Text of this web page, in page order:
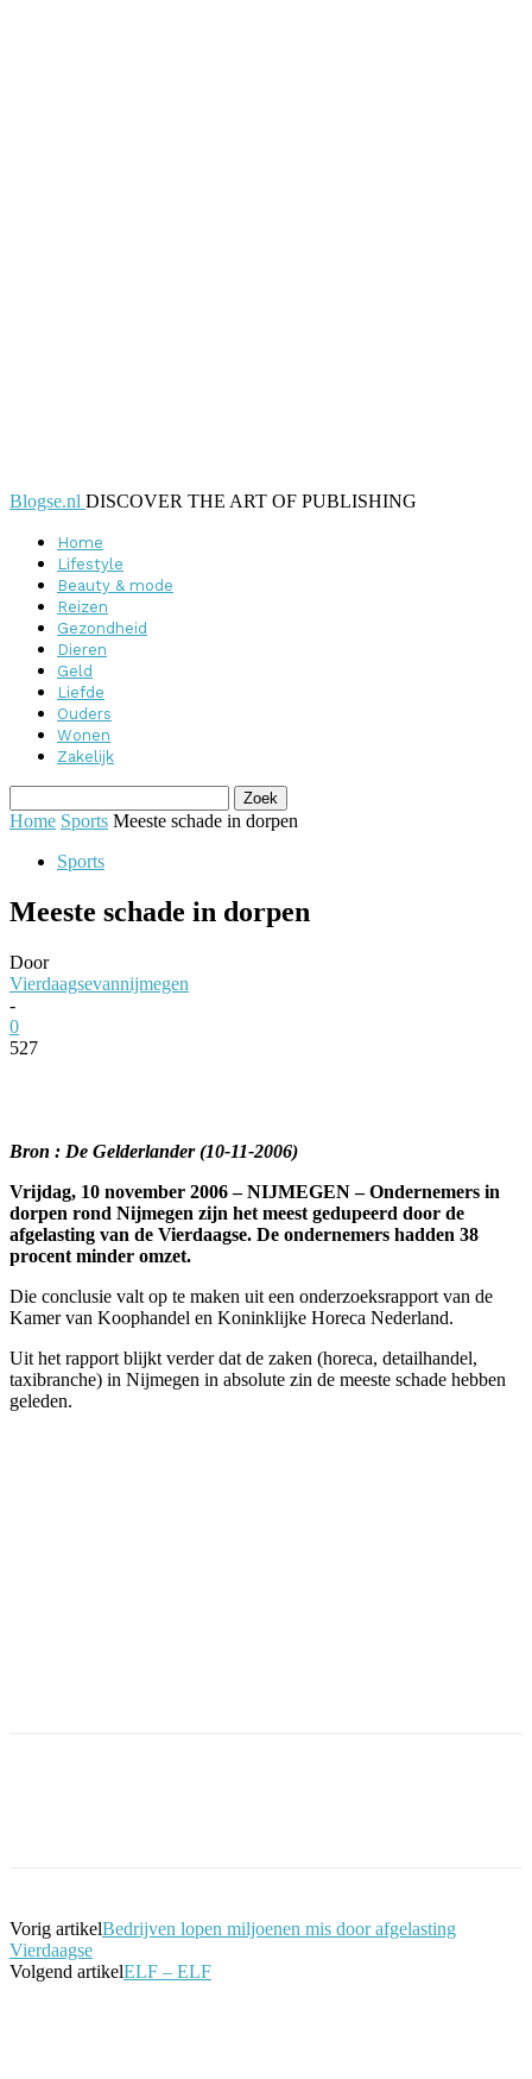
Blogse.nl DISCOVER THE ART OF PUBLISHING
Home
Lifestyle
Beauty & mode
Reizen
Gezondheid
Dieren
Geld
Liefde
Ouders
Wonen
Zakelijk
Home Sports Meeste schade in dorpen
Sports
Meeste schade in dorpen
Door
Vierdaagsevannijmegen
-
0
527
Bron : De Gelderlander (10-11-2006)
Vrijdag, 10 november 2006 – NIJMEGEN – Ondernemers in
dorpen rond Nijmegen zijn het meest gedupeerd door de
afgelasting van de Vierdaagse. De ondernemers hadden 38
procent minder omzet.
Die conclusie valt op te maken uit een onderzoeksrapport van de
Kamer van Koophandel en Koninklijke Horeca Nederland.
Uit het rapport blijkt verder dat de zaken (horeca, detailhandel,
taxibranche) in Nijmegen in absolute zin de meeste schade hebben
geleden.
Vorig artikelBedrijven lopen miljoenen mis door afgelasting
Vierdaagse
Volgend artikelELF – ELF